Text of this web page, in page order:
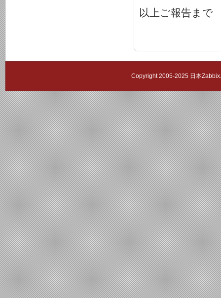
以上ご報告まで
Copyright 2005-2025 日本